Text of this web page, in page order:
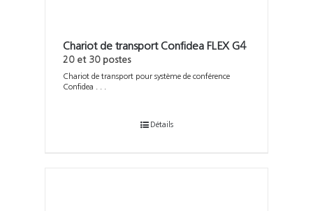
Chariot de transport Confidea FLEX G4
20 et 30 postes
Chariot de transport pour système de conférence
Confidea . . .
Détails